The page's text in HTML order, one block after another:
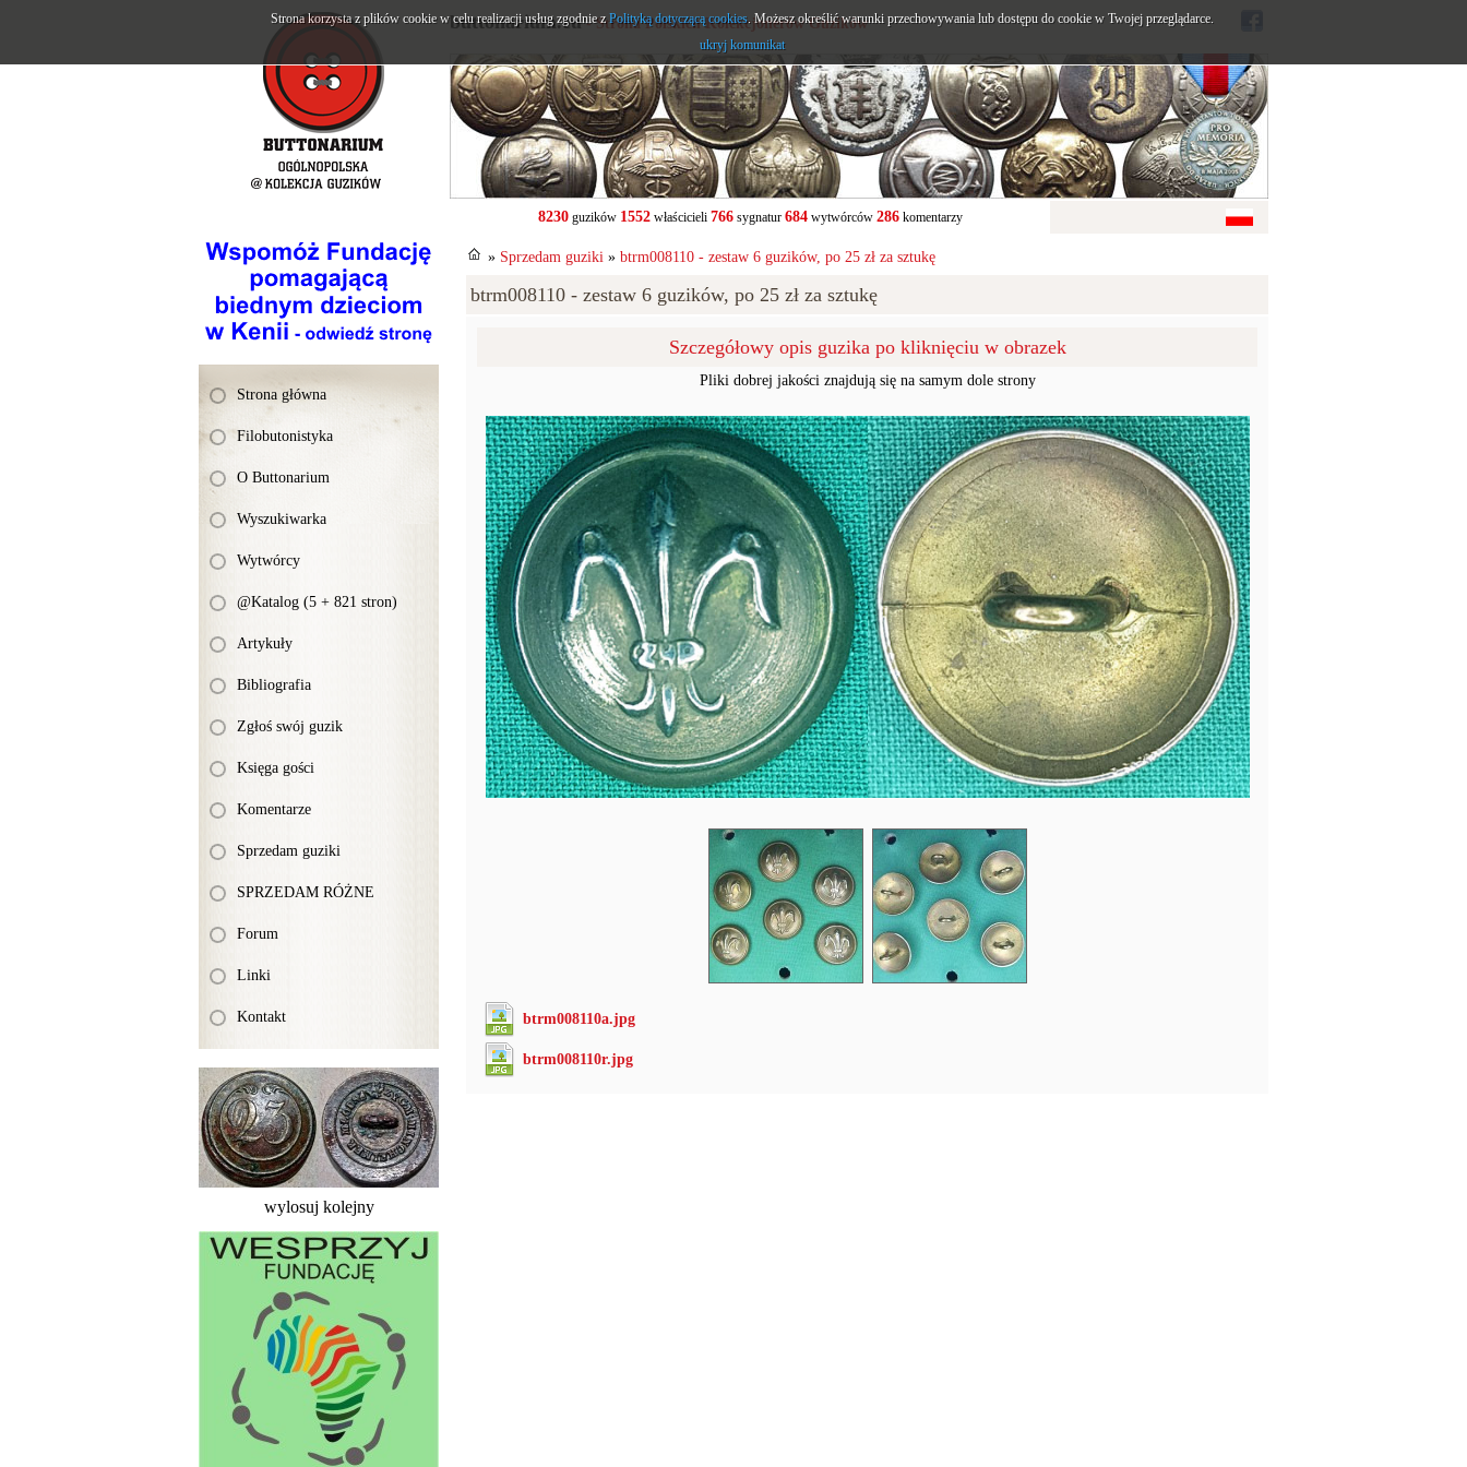
Strona główna
Filobutonistyka
O Buttonarium
Wyszukiwarka
Wytwórcy
@Katalog (5 + 821 stron)
Artykuły
Bibliografia
Zgłoś swój guzik
Księga gości
Komentarze
Sprzedam guziki
SPRZEDAM RÓŻNE
Forum
Linki
Kontakt
wylosuj kolejny
buttonarium.eu- Strona Polskich Kolekcjonerów Guzików
8230guzików 1552właścicieli 766sygnatur 684wytwórców 286komentarzy
» Sprzedam guziki » btrm008110 - zestaw 6 guzików, po 25 zł za sztukę
btrm008110 - zestaw 6 guzików, po 25 zł za sztukę
Szczegółowy opis guzika po kliknięciu w obrazek
Pliki dobrej jakości znajdują się na samym dole strony
btrm008110a.jpg
btrm008110r.jpg
Strona korzysta z plików cookie w celu realizacji usług zgodnie zPolityką dotyczącą cookies. Możesz określić warunki przechowywania lub dostępu do cookie w Twojej przeglądarce.
ukryj komunikat